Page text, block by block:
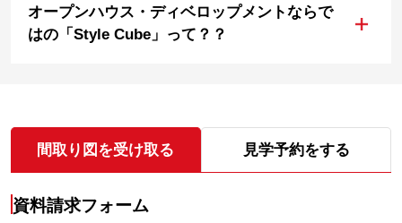
オープンハウス・ディベロップメントならで
はの「Style Cube」って？？
+
間取り図を受け取る 見学予約をする
資料請求フォーム